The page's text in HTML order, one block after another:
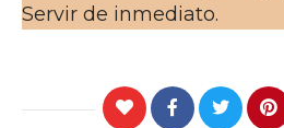
Servir de inmediato.